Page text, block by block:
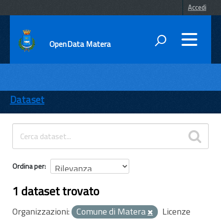
Accedi
OpenData Matera
ENTI
TEMI
INFORMAZIONI
Dataset
Ordina per
1 dataset trovato
Organizzazioni: Comune di Matera
Licenze